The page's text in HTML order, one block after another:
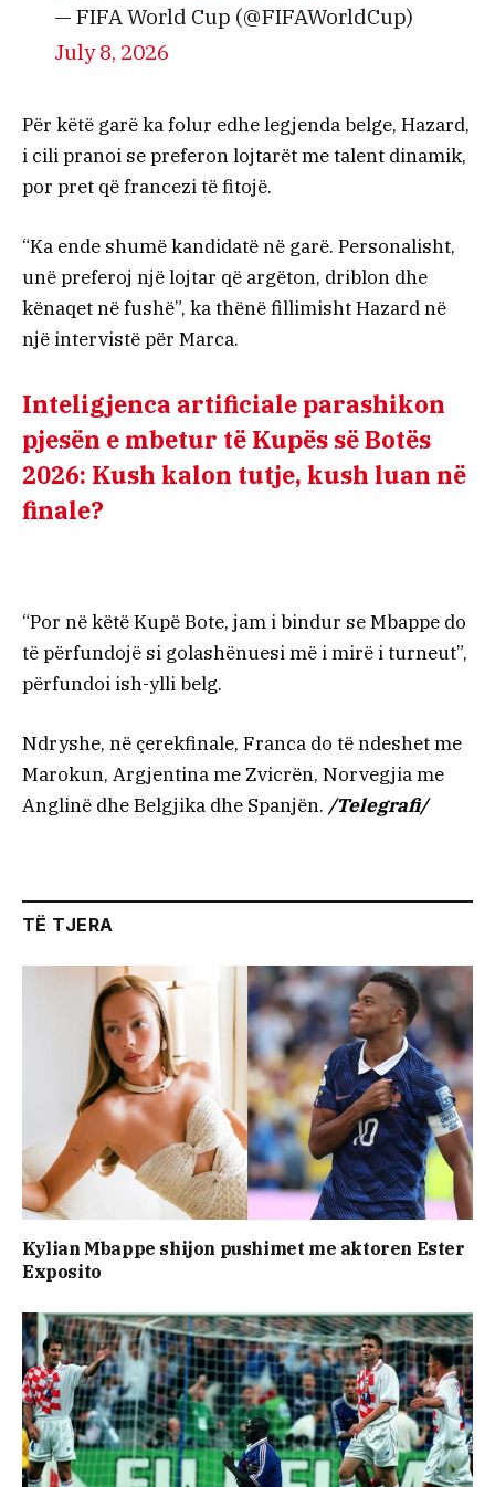
— FIFA World Cup (@FIFAWorldCup)
July 8, 2026
Për këtë garë ka folur edhe legjenda belge, Hazard,
i cili pranoi se preferon lojtarët me talent dinamik,
por pret që francezi të fitojë.
“Ka ende shumë kandidatë në garë. Personalisht,
unë preferoj një lojtar që argëton, driblon dhe
kënaqet në fushë”, ka thënë fillimisht Hazard në
një intervistë për Marca.
Inteligjenca artificiale parashikon
pjesën e mbetur të Kupës së Botës
2026: Kush kalon tutje, kush luan në
finale?
“Por në këtë Kupë Bote, jam i bindur se Mbappe do
të përfundojë si golashënuesi më i mirë i turneut”,
përfundoi ish-ylli belg.
Ndryshe, në çerekfinale, Franca do të ndeshet me
Marokun, Argjentina me Zvicrën, Norvegjia me
Anglinë dhe Belgjika dhe Spanjën. /Telegrafi/
TË TJERA
Kylian Mbappe shijon pushimet me aktoren Ester
Exposito